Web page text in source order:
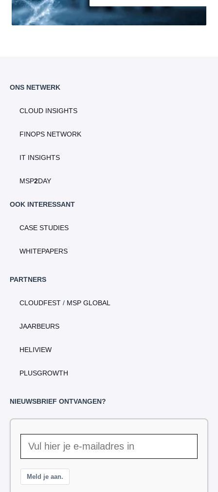
ONS NETWERK
CLOUD INSIGHTS
FINOPS NETWORK
IT INSIGHTS
MSP2DAY
OOK INTERESSANT
CASE STUDIES
WHITEPAPERS
PARTNERS
CLOUDFEST / MSP GLOBAL
JAARBEURS
HELIVIEW
PLUSGROWTH
NIEUWSBRIEF ONTVANGEN?
Meld je aan.